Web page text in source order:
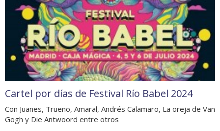
Cartel por días de Festival Río Babel 2024
Con Juanes, Trueno, Amaral, Andrés Calamaro, La oreja de Van
Gogh y Die Antwoord entre otros